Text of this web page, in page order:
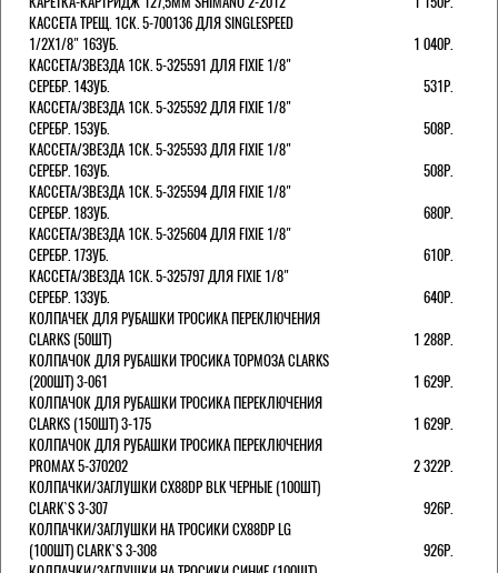
КАССЕТА ТРЕЩ. 1СК. 5-700136 ДЛЯ SINGLESPEED
1/2X1/8" 16ЗУБ.
1 040Р.
КАССЕТА/ЗВЕЗДА 1СК. 5-325591 ДЛЯ FIXIE 1/8"
СЕРЕБР. 14ЗУБ.
531Р.
КАССЕТА/ЗВЕЗДА 1СК. 5-325592 ДЛЯ FIXIE 1/8"
СЕРЕБР. 15ЗУБ.
508Р.
КАССЕТА/ЗВЕЗДА 1СК. 5-325593 ДЛЯ FIXIE 1/8"
СЕРЕБР. 16ЗУБ.
508Р.
КАССЕТА/ЗВЕЗДА 1СК. 5-325594 ДЛЯ FIXIE 1/8"
СЕРЕБР. 18ЗУБ.
680Р.
КАССЕТА/ЗВЕЗДА 1СК. 5-325604 ДЛЯ FIXIE 1/8"
СЕРЕБР. 17ЗУБ.
610Р.
КАССЕТА/ЗВЕЗДА 1СК. 5-325797 ДЛЯ FIXIE 1/8"
СЕРЕБР. 13ЗУБ.
640Р.
КОЛПАЧЕК ДЛЯ РУБАШКИ ТРОСИКА ПЕРЕКЛЮЧЕНИЯ
CLARKS (50ШТ)
1 288Р.
КОЛПАЧОК ДЛЯ РУБАШКИ ТРОСИКА ТОРМОЗА CLARKS
(200ШТ) 3-061
1 629Р.
КОЛПАЧОК ДЛЯ РУБАШКИ ТРОСИКА ПЕРЕКЛЮЧЕНИЯ
CLARKS (150ШТ) 3-175
1 629Р.
КОЛПАЧОК ДЛЯ РУБАШКИ ТРОСИКА ПЕРЕКЛЮЧЕНИЯ
PROMAX 5-370202
2 322Р.
КОЛПАЧКИ/3АГЛУШКИ CX88DP BLK ЧЕРНЫЕ (100ШТ)
CLARK`S 3-307
926Р.
КОЛПАЧКИ/3АГЛУШКИ НА ТРОСИКИ CX88DP LG
(100ШТ) CLARK`S 3-308
926Р.